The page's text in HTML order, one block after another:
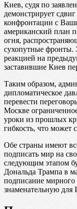
Киев, судя по
демонстрирует
конфронтации с
американский план
огня,
сухопутные фронты.
реакцией на
заставившие Киев
Таким образом,
дипломатическое
перевести
Москве
уроки из прошлых
гибкость, что может
Обе страны имеют
подписать мир на
следующим этапом
Дональда Трампа в
подписание
знаменательную для